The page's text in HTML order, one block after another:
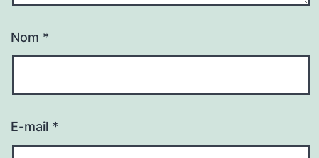
Nom *
E-mail *